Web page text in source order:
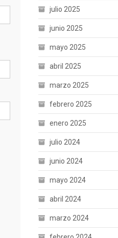
julio 2025
junio 2025
mayo 2025
abril 2025
marzo 2025
febrero 2025
enero 2025
julio 2024
junio 2024
mayo 2024
abril 2024
marzo 2024